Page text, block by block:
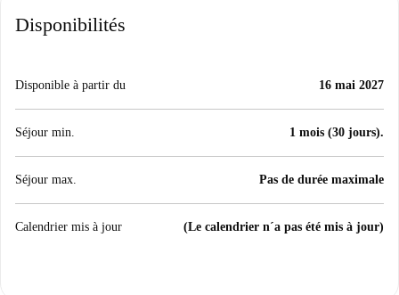
Disponibilités
Disponible à partir du 16 mai 2027
Séjour min. 1 mois (30 jours).
Séjour max. Pas de durée maximale
Calendrier mis à jour (Le calendrier n´a pas été mis à jour)